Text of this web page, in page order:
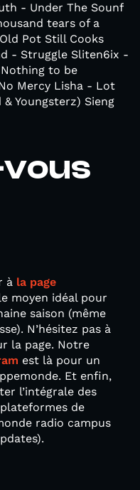
- Under The Sounf
tears of a
Pot Still Cooks
- Struggle Sliten6ix -
to be
Mercy Lisha - Lot
Youngsterz) Sieng
à la page
moyen idéal pour
saison (même
N’hésitez pas à
la page. Notre
est là pour un
Et enfin,
l’intégrale des
de
radio campus